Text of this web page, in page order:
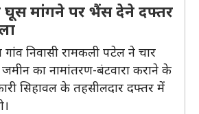
घूस मांगने पर भैंस देने दफ्तर
गांव निवासी रामकली पटेल ने चार
का नामांतरण-बंटवारा कराने के
सिहावल के तहसीलदार दफ्तर में